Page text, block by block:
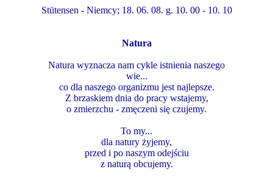
Stütensen - Niemcy; 18. 06. 08. g. 10. 00 - 10. 10
Natura
Natura wyznacza nam cykle istnienia naszego
wie...
co dla naszego organizmu jest najlepsze.
Z brzaskiem dnia do pracy wstajemy,
o zmierzchu - zmęczeni się czujemy.
To my...
dla natury żyjemy,
przed i po naszym odejściu
z naturą obcujemy.